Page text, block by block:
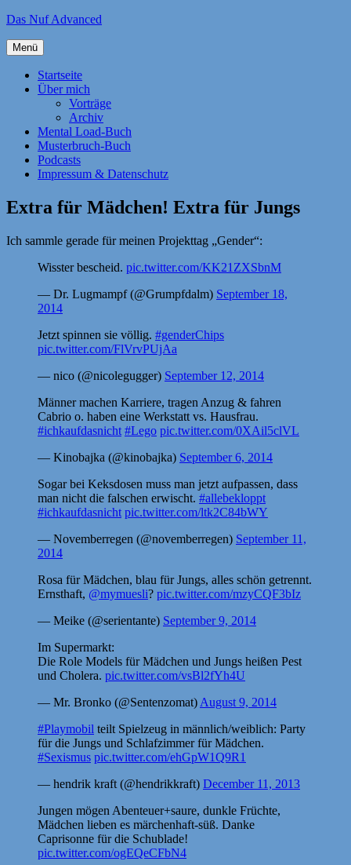
Zum
springen
Das Nuf Advanced
Menü
Startseite
Über mich
Vorträge
Archiv
Mental Load-Buch
Musterbruch-Buch
Podcasts
Impressum & Datenschutz
Extra für Mädchen! Extra für Jungs
Ich sammle gerade für meinen Projekttag „Gender“:
Wisster bescheid. pic.twitter.com/KK21ZXSbnM
— Dr. Lugmampf (@Grumpfdalm) September 18,
2014
Jetzt spinnen sie völlig. #genderChips
pic.twitter.com/FlVrvPUjAa
— nico (@nicolegugger) September 12, 2014
Männer machen Karriere, tragen Anzug & fahren
Cabrio o. haben eine Werkstatt vs. Hausfrau.
#ichkaufdasnicht #Lego pic.twitter.com/0XAil5clVL
— Kinobajka (@kinobajka) September 6, 2014
Sogar bei Keksdosen muss man jetzt aufpassen, dass
man nicht die falschen erwischt. #allebekloppt
#ichkaufdasnicht pic.twitter.com/ltk2C84bWY
— Novemberregen (@novemberregen) September 11,
2014
Rosa für Mädchen, blau für Jungs, alles schön getrennt.
Ernsthaft, @mymuesli? pic.twitter.com/mzyCQF3bIz
— Meike (@serientante) September 9, 2014
Im Supermarkt:
Die Role Models für Mädchen und Jungs heißen Pest
und Cholera. pic.twitter.com/vsBl2fYh4U
— Mr. Bronko (@Sentenzomat) August 9, 2014
#Playmobil teilt Spielzeug in männlich/weiblich: Party
für die Jungs und Schlafzimmer für Mädchen.
#Sexismus pic.twitter.com/ehGpW1Q9R1
— hendrik kraft (@hendrikkraft) December 11, 2013
Jungen mögen Abenteuer+saure, dunkle Früchte,
Mädchen lieben es märchenhaft-süß. Danke
Caprisonne für die Schublade!
pic.twitter.com/ogEQeCFbN4